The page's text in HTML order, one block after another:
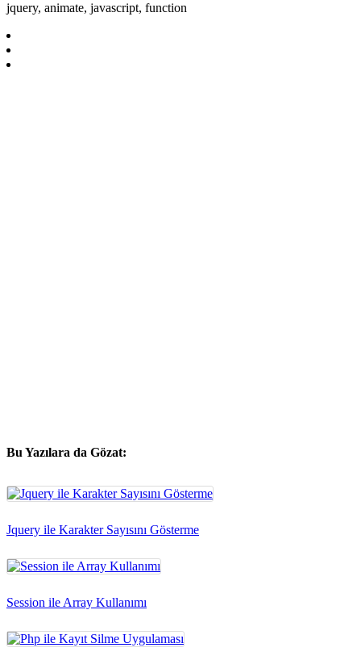
jquery, animate, javascript, function
Bu Yazılara da Gözat:
Jquery ile Karakter Sayısını Gösterme
Session ile Array Kullanımı